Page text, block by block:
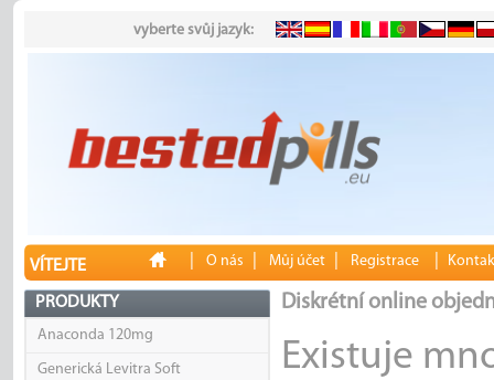
vyberte svůj jazyk:
VÍTEJTE O nás Můj účet Registrace
PRODUKTY
Anaconda 120mg
Generická Levitra Soft
Diskrétní online
Existuje